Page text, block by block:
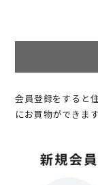
会員登録をすると
にお買物ができます